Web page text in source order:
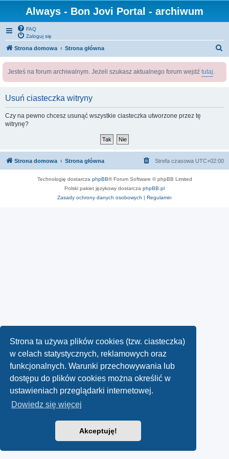
Strona ta używa plików cookies (tzw. ciasteczka)
w celach statystycznych, reklamowych oraz
funkcjonalnych. Warunki przechowywania lub
dostępu do plików cookies można określić w
ustawieniach przeglądarki internetowej.
Dowiedz się więcej
Akceptuję!
Always - Bon Jovi Portal - archiwum
FAQ
Zaloguj się
Strona domowa Strona główna
j
Jesteś na forum archiwalnym. Jeżeli szukasz aktualnego forum wejdź tutaj.
Usuń ciasteczka witryny
Czy na pewno chcesz usunąć wszystkie ciasteczka utworzone przez tę
witrynę?
Strona domowa Strona główna Strefa czasowa UTC+02:00
Technologię dostarcza phpBB® Forum Software © phpBB Limited
Polski pakiet językowy dostarcza phpBB.pl
Zasady ochrony danych osobowych | Regulamin